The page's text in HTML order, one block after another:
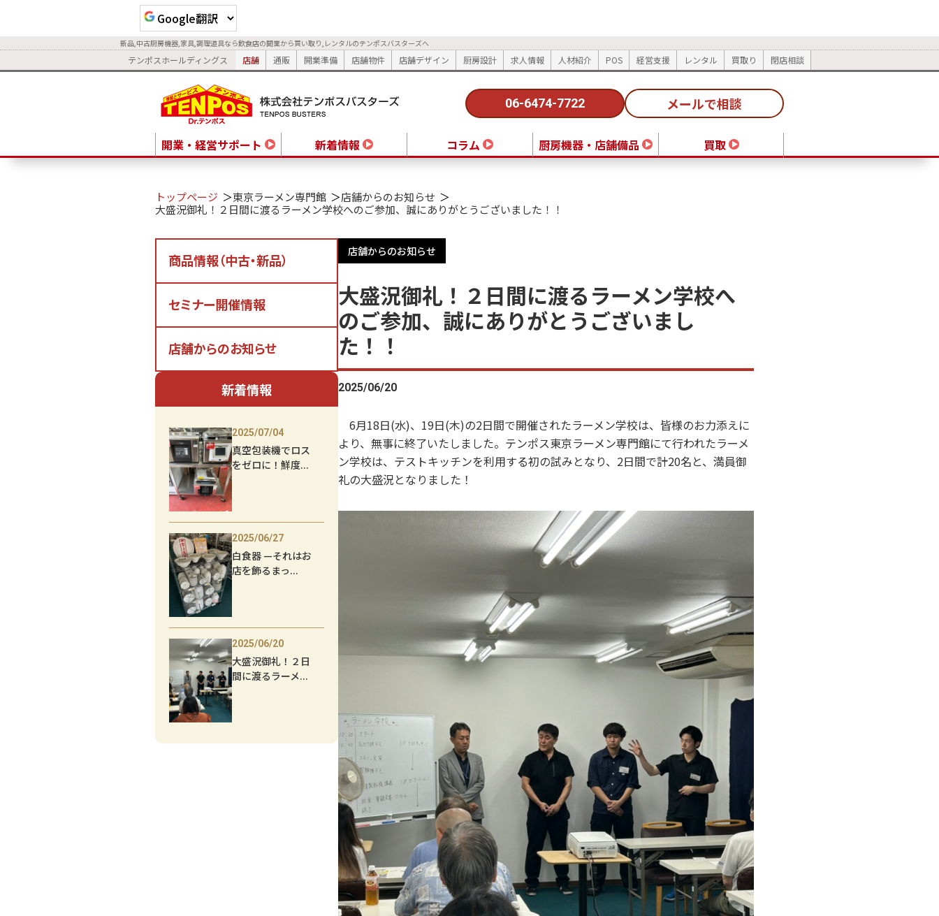
新品,中古厨房機器,家具,調理道具なら飲食店の開業から買い取り,レンタルのテンポスバスターズへ
テンポスホールディングス 店舗 通販 開業準備 店舗物件 店舗デザイン 厨房設計 求人情報 人材紹介 POS 経営支援 レンタル 買取り 閉店相談
06-6474-7722 メールで相談
開業・経営サポート 新着情報 コラム 厨房機器・店舗備品 買取
トップページ 東京ラーメン専門館
店舗からのお知らせ
大盛況御礼！２日間に渡るラーメン学校へのご参加、誠にありがとうございました！！
商品情報（中古・新品）
セミナー開催情報
店舗からのお知らせ
新着情報
2025/07/04
真空包装機でロス
をゼロに！鮮度...
2025/06/27
白食器 —それはお
店を飾るまっ...
2025/06/20
大盛況御礼！２日
間に渡るラーメ...
店舗からのお知らせ
大盛況御礼！２日間に渡るラーメン学校へ
のご参加、誠にありがとうございまし
た！！
2025/06/20
6月18日(水)、19日(木)の2日間で開催されたラーメン学校は、皆様のお力添えに
より、無事に終了いたしました。テンポス東京ラーメン専門館にて行われたラーメ
ン学校は、テストキッチンを利用する初の試みとなり、2日間で計20名と、満員御
礼の大盛況となりました！